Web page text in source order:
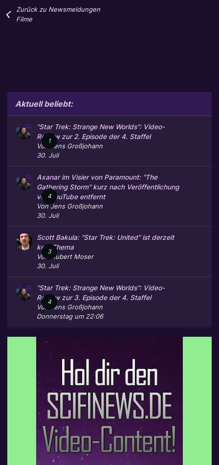
Zurück zu Newsmeldungen
Filme
Aktuell beliebt:
1
"Star Trek: Strange New Worlds": Video-
Review zur 2. Episode der 4. Staffel
Von
Jens Großjohann
30. Juli
4
Axanar im Visier von Paramount: "The
Gathering Storm" kurz nach Veröffentlichung
von YouTube entfernt
VonJens Großjohann
30. Juli
3
Scott Bakula: "Star Trek: United" ist derzeit
kein Thema
Von
Hubert Moser
30. Juli
4
"Star Trek: Strange New Worlds": Video-
Review zur 3. Episode der 4. Staffel
Von
Jens Großjohann
Donnerstag um 22:06